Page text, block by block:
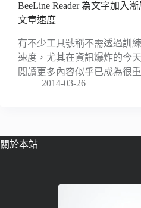
BeeLine Reader 為文字加入
文章速度
有不少工具號稱不需透過訓
速度，尤其在資訊爆炸的今
閱讀更多內容似乎已成為很
2014-03-26
關於本站